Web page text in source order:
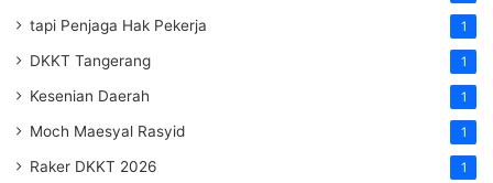
tapi Penjaga Hak Pekerja 1
DKKT Tangerang 1
Kesenian Daerah 1
Moch Maesyal Rasyid 1
Raker DKKT 2026 1